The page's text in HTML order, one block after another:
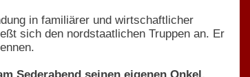
in familiärer und wirtschaftlicher
sich den nordstaatlichen Truppen an. Er